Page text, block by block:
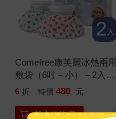
Comefree康芙麗冰熱兩用
敷袋（6吋－小）－2入－
（幸運草＋紅櫻花）
6 折 特價 480 元
加入購物車